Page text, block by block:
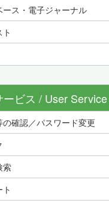
ス・電子ジャーナル
ービス / User Service
確認／パスワード変更
索